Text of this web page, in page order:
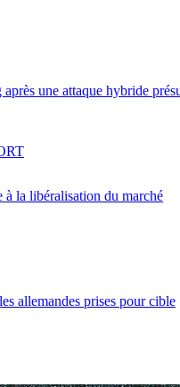
une attaque hybride
la libéralisation du marché
allemandes prises pour cible